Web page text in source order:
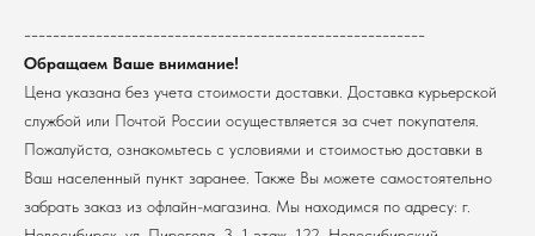
--------------------------------------------------------
Обращаем Ваше внимание!
Цена указана без учета стоимости доставки. Доставка курьерской
службой или Почтой России осуществляется за счет покупателя.
Пожалуйста, ознакомьтесь с условиями и стоимостью доставки в
Ваш населенный пункт заранее. Также Вы можете самостоятельно
забрать заказ из офлайн-магазина. Мы находимся по адресу: г.
Мерч НГУ
@2026 Новосибирский государственный университет.
Все права защищены
Политика обработки персональных данных
Согласие на обработку персональных данных
пользователей сайта
КПП 540801001